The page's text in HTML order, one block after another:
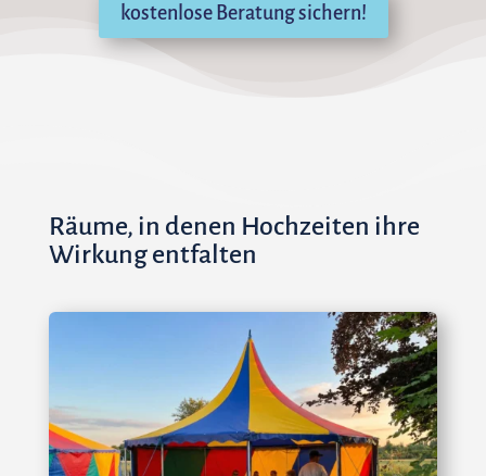
kostenlose Beratung sichern!
Räume, in denen Hochzeiten ihre
Wirkung entfalten